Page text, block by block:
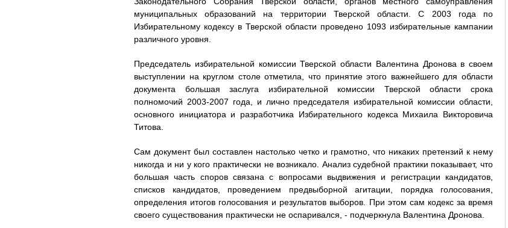
муниципальных образований на территории Тверской области. С 2003 года по
Избирательному кодексу в Тверской области проведено 1093 избирательные кампании
различного уровня.
Председатель избирательной комиссии Тверской области Валентина Дронова в своем
выступлении на круглом столе отметила, что принятие этого важнейшего для области
документа большая заслуга избирательной комиссии Тверской области срока
полномочий 2003-2007 года, и лично председателя избирательной комиссии области,
основного инициатора и разработчика Избирательного кодекса Михаила Викторовича
Титова.
Сам документ был составлен настолько четко и грамотно, что никаких претензий к нему
никогда и ни у кого практически не возникало. Анализ судебной практики показывает, что
большая часть споров связана с вопросами выдвижения и регистрации кандидатов,
списков кандидатов, проведением предвыборной агитации, порядка голосования,
определения итогов голосования и результатов выборов. При этом сам кодекс за время
своего существования практически не оспаривался, - подчеркнула Валентина Дронова.